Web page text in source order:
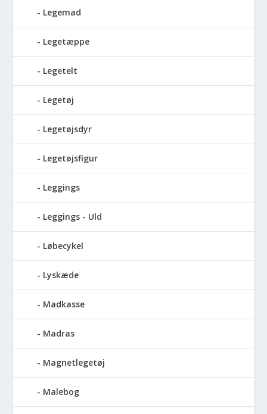
Legemad
Legetæppe
Legetelt
Legetøj
Legetøjsdyr
Legetøjsfigur
Leggings
Leggings - Uld
Løbecykel
Lyskæde
Madkasse
Madras
Magnetlegetøj
Malebog